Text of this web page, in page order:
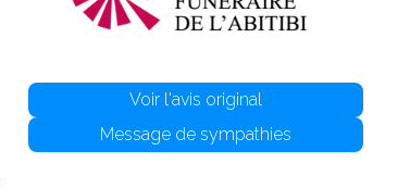
Voir l'avis original
Message de sympathies